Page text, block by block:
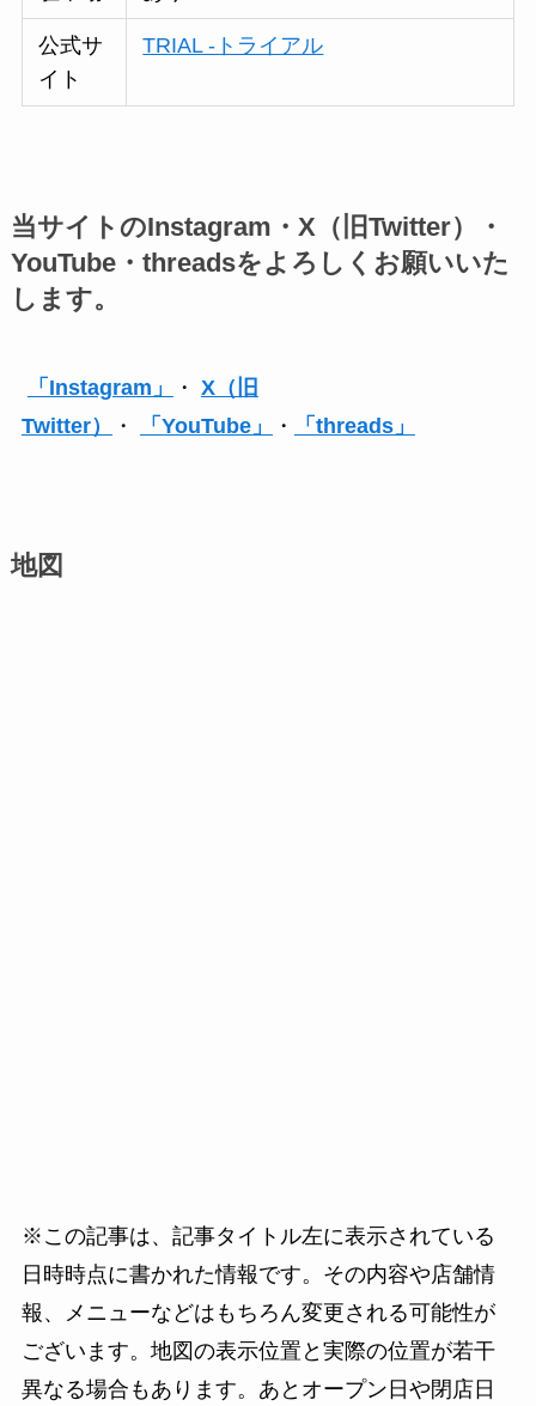
公式サ
イト
TRIAL -トライアル
当サイトのInstagram・X（旧Twitter）・
YouTube・threadsをよろしくお願いいた
します。
「Instagram」 ・ X（旧
Twitter）
・ 「YouTube」 ・ 「threads」
地図
※この記事は、記事タイトル左に表示されている
日時時点に書かれた情報です。その内容や店舗情
報、メニューなどはもちろん変更される可能性が
ございます。地図の表示位置と実際の位置が若干
異なる場合もあります。あとオープン日や閉店日